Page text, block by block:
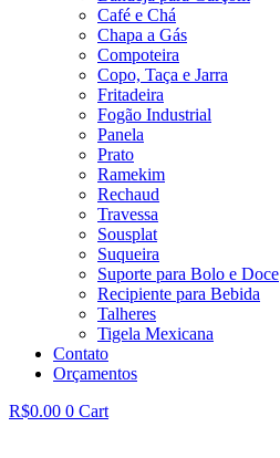
Café e Chá
Chapa a Gás
Compoteira
Copo, Taça e Jarra
Fritadeira
Fogão Industrial
Panela
Prato
Ramekim
Rechaud
Travessa
Sousplat
Suqueira
Suporte para Bolo e Doce
Recipiente para Bebida
Talheres
Tigela Mexicana
Contato
Orçamentos
R$0.00 0 Cart